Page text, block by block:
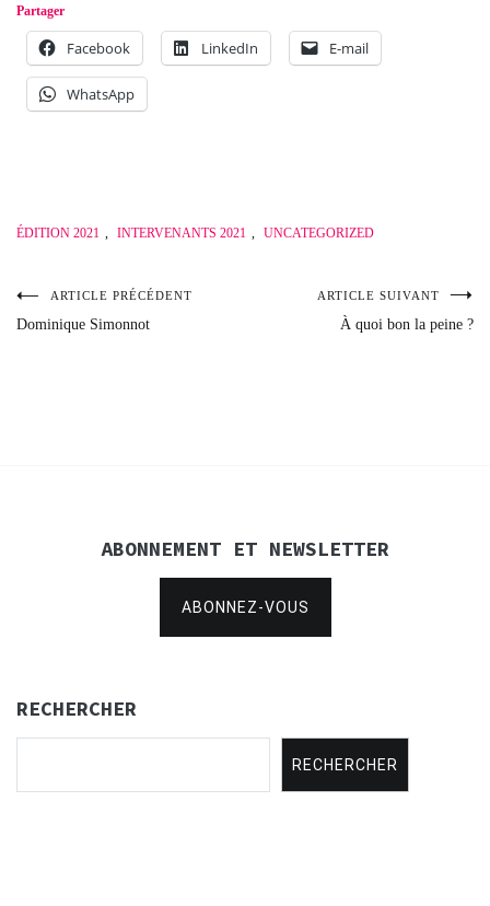
Partager
Facebook LinkedIn E-mail
WhatsApp
ÉDITION 2021 , INTERVENANTS 2021 , UNCATEGORIZED
Navigation
ARTICLE PRÉCÉDENT
Dominique Simonnot
ARTICLE SUIVANT
À quoi bon la peine ?
ABONNEMENT ET NEWSLETTER
ABONNEZ-VOUS
RECHERCHER
RECHERCHER